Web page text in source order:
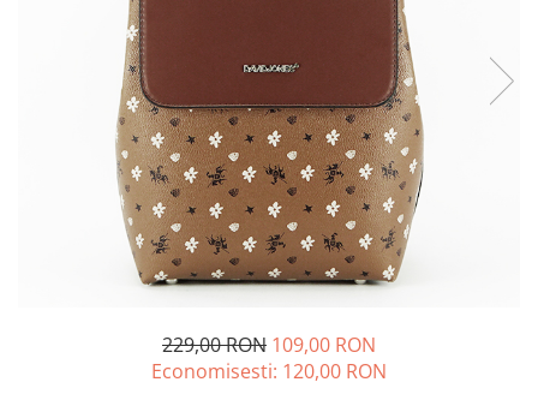
Incaltamine primavara-vara piele
Imbracaminte
Camasi si topuri
Blugi si pantaloni
Pulovere si cardigane
Incaltaminte toamna-iarna piele
229,00 RON 109,00 RON
Economisesti: 120,00 RON